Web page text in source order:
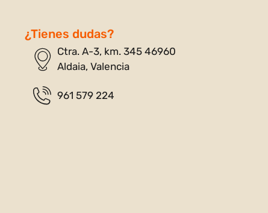
¿Tienes dudas?
Ctra. A-3, km. 345 46960
Aldaia, Valencia
961 579 224